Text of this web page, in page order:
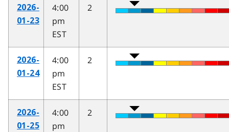
2026-
01-23
4:00
pm
EST
2
2026-
01-24
4:00
pm
EST
2
2026-
01-25
4:00
pm
2